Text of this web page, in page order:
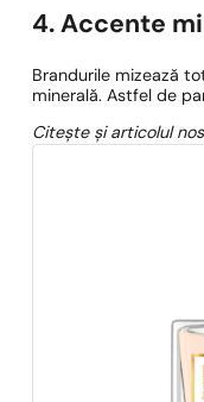
4. Accente
Brandurile mizează
minerală. Astfel de
Citește și articolul